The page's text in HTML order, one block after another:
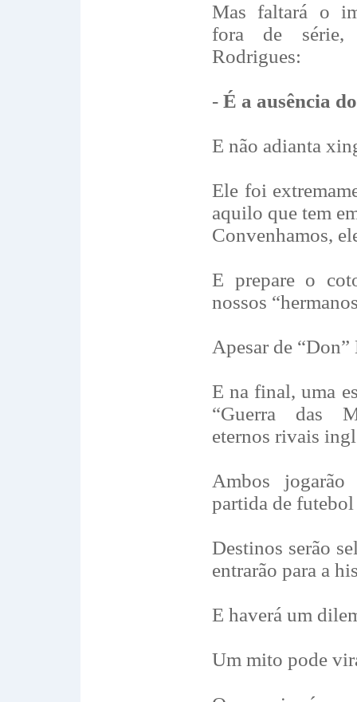
Mas faltará o
fora de série,
Rodrigues:
- É a ausência
E não adianta
Ele foi
aquilo que tem
Convenhamos,
E prepare o
nossos
Apesar de
E na final, uma
“Guerra das
eternos rivais
Ambos
partida de
Destinos serão
entrarão para a
E haverá um
Um mito pode